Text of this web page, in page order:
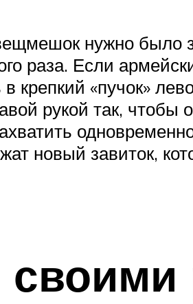
нужно было
раза. Если
крепкий «пучок»
рукой так, чтобы
новый завиток,
своими